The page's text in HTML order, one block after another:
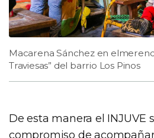
Macarena Sánchez en
Traviesas” del barrio Los Pinos
De esta manera el INJUVE
compromiso de